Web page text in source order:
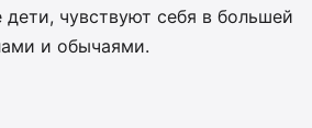
чувствуют себя в большей
и обычаями.